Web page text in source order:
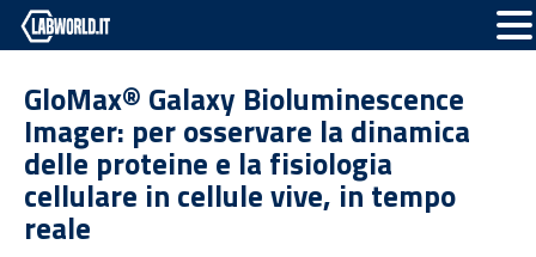
GloMax® Galaxy Bioluminescence
Imager: per osservare la dinamica
delle proteine e la fisiologia
cellulare in cellule vive, in tempo
reale